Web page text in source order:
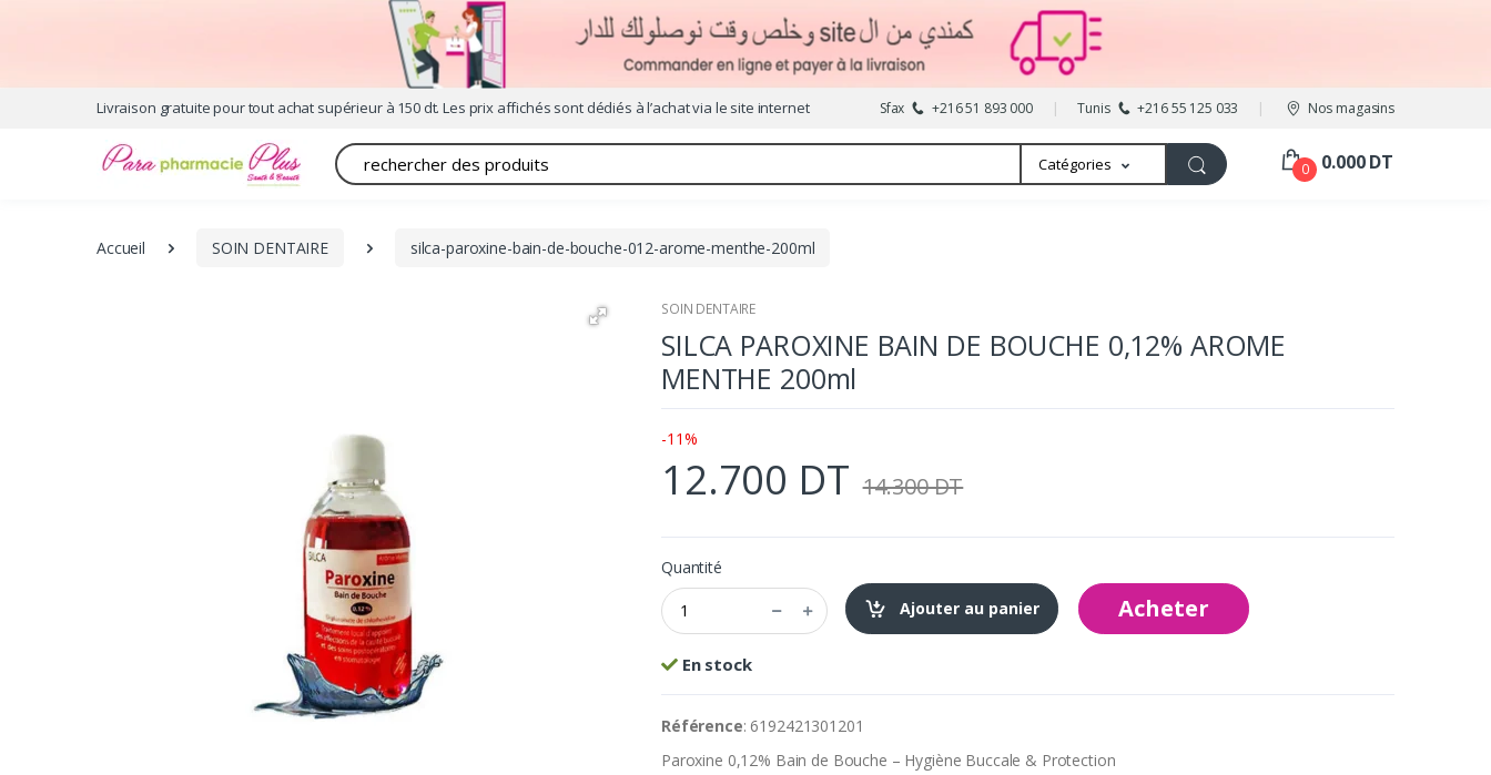
Livraison gratuite pour tout achat supérieur à 150 dt. Les prix affichés sont dédiés à l’achat via le site internet Sfax +216 51 893 000 Tunis +216 55 125 033 Nos magasins
Recherche Catégories 0 0.000 DT
Accueil SOIN DENTAIRE silca-paroxine-bain-de-bouche-012-arome-menthe-200ml
SOIN DENTAIRE
SILCA PAROXINE BAIN DE BOUCHE 0,12% AROME
MENTHE 200ml
-11%
12.700 DT 14.300 DT
Quantité
Ajouter au panier
Acheter
En stock
Référence: 6192421301201
Paroxine 0,12% Bain de Bouche – Hygiène Buccale & Protection